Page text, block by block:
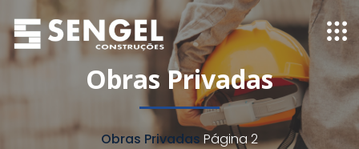
Obras Privadas
Obras PrivadasPágina 2